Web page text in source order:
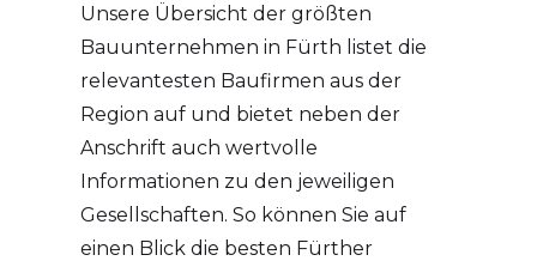
Unsere Übersicht der größten
Bauunternehmen in Fürth listet die
relevantesten Baufirmen aus der
Region auf und bietet neben der
Anschrift auch wertvolle
Informationen zu den jeweiligen
Gesellschaften. So können Sie auf
einen Blick die besten Fürther